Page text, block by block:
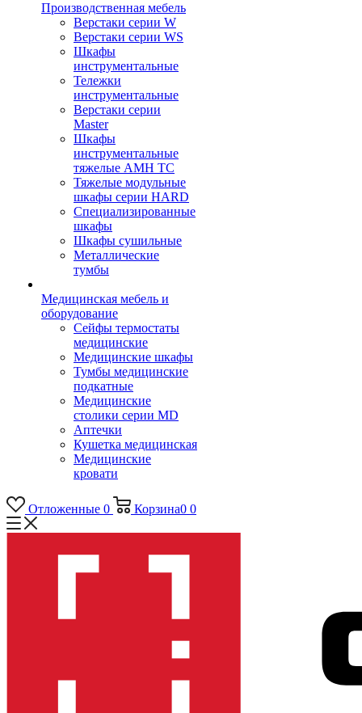
Производственная мебель
Верстаки серии W
Верстаки серии WS
Шкафы
инструментальные
Тележки
инструментальные
Верстаки серии
Master
Шкафы
инструментальные
тяжелые AMH TC
Тяжелые модульные
шкафы серии HARD
Cпециализированные
шкафы
Шкафы сушильные
Металлические
тумбы
Медицинская мебель и
оборудование
Сейфы термостаты
медицинские
Медицинские шкафы
Тумбы медицинские
подкатные
Медицинские
столики серии MD
Аптечки
Кушетка медицинская
Медицинские
кровати
Отложенные 0 Корзина0 0